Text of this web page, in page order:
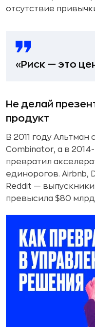
отсутствие
«Риск — это
Не делай
продукт
В 2011 году Альтман
Combinator, а в
превратил
единорогов. Airbnb,
Reddit —
превысила $80